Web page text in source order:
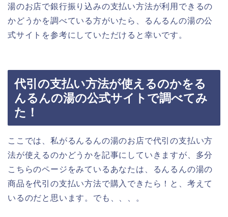
湯のお店で銀行振り込みの支払い方法が利用できるの
かどうかを調べている方がいたら、るんるんの湯の公
式サイトを参考にしていただけると幸いです。
代引の支払い方法が使えるのかをる
んるんの湯の公式サイトで調べてみ
た！
ここでは、私がるんるんの湯のお店で代引の支払い方
法が使えるのかどうかを記事にしていきますが、多分
こちらのページをみているあなたは、るんるんの湯の
商品を代引の支払い方法で購入できたら！と、考えて
いるのだと思います。でも、、、。